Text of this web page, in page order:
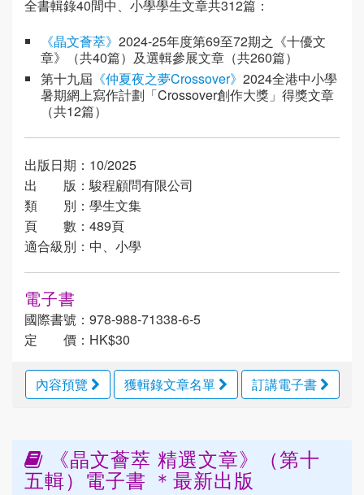
全書輯錄40間中、小學學生文章共312篇：
《晶文薈萃》 2024-25年度第69至72期之《十優文
章》（共40篇）及選輯參展文章（共260篇）
第十九屆 《仲夏夜之夢Crossover》 2024全港中小學
暑期網上寫作計劃「Crossover創作大獎」得獎文章
（共12篇）
出版日期：10/2025
出 版：駿程顧問有限公司
類 別：學生文集
頁 數：489頁
適合級別：中、小學
電子書
國際書號：978-988-71338-6-5
定 價：HK$30
內容預覽 獲輯錄文章名單 訂講電子書
《晶文薈萃 精選文章》（第十
五輯）電子書 ＊最新出版